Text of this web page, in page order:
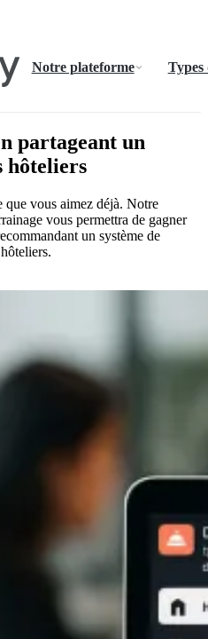
Notre plateforme Types
partageant un
hôteliers
que vous aimez déjà. Notre
vous permettra de gagner
un système de